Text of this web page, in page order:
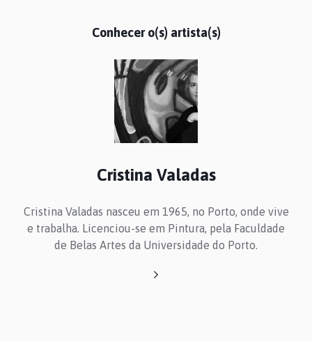
Conhecer o(s) artista(s)
Cristina Valadas
Cristina Valadas nasceu em 1965, no Porto, onde vive
e trabalha. Licenciou-se em Pintura, pela Faculdade
de Belas Artes da Universidade do Porto.